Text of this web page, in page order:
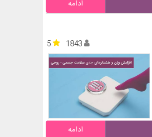
ادامه
5
1843
ادامه